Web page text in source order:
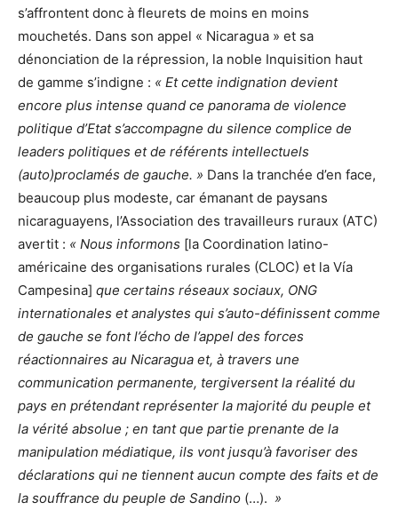
s’affrontent donc à fleurets de moins en moins
mouchetés. Dans son appel « Nicaragua » et sa
dénonciation de la répression, la noble Inquisition haut
de gamme s’indigne : « Et cette indignation devient
encore plus intense quand ce panorama de violence
politique d’Etat s’accompagne du silence complice de
leaders politiques et de référents intellectuels
(auto)proclamés de gauche. » Dans la tranchée d’en face,
beaucoup plus modeste, car émanant de paysans
nicaraguayens, l’Association des travailleurs ruraux (ATC)
avertit : « Nous informons [la Coordination latino-
américaine des organisations rurales (CLOC) et la Vía
Campesina] que certains réseaux sociaux, ONG
internationales et analystes qui s’auto-définissent comme
de gauche se font l’écho de l’appel des forces
réactionnaires au Nicaragua et, à travers une
communication permanente, tergiversent la réalité du
pays en prétendant représenter la majorité du peuple et
la vérité absolue ; en tant que partie prenante de la
manipulation médiatique, ils vont jusqu’à favoriser des
déclarations qui ne tiennent aucun compte des faits et de
la souffrance du peuple de Sandino (…). »